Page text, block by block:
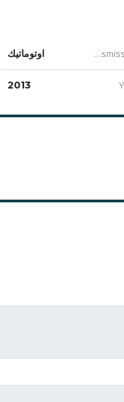
اوتوماتيك
2013